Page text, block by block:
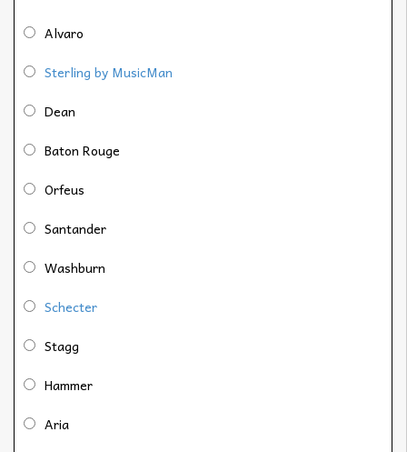
Alvaro
Sterling by MusicMan
Dean
Baton Rouge
Orfeus
Santander
Washburn
Schecter
Stagg
Hammer
Aria